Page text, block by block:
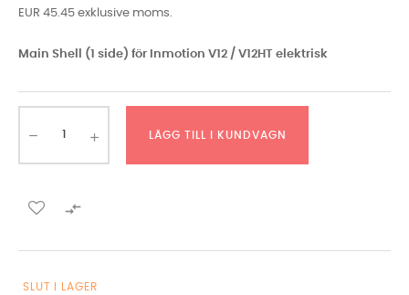
EUR 45.45 exklusive moms.
Main Shell (1 side) för Inmotion V12 / V12HT elektrisk
LÄGG TILL I KUNDVAGN

SLUT I LAGER